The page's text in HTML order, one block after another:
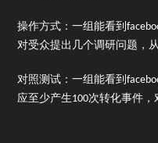
操作方式：一组能看到
对受众提出几个调研问题，
对照测试：一组能看到
应至少产生100次转化事件，